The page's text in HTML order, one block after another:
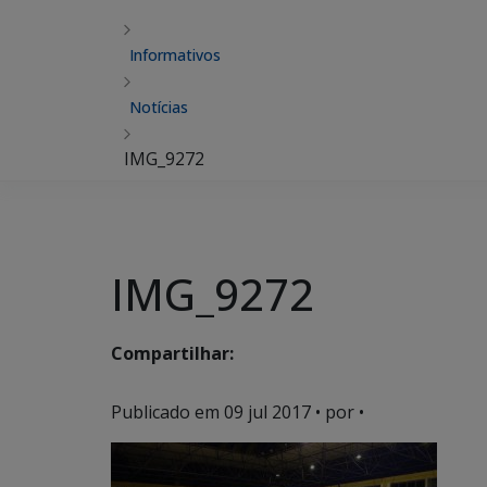
Informativos
Notícias
IMG_9272
IMG_9272
Compartilhar:
Publicado em 09 jul 2017 • por •